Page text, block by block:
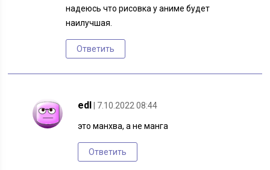
надеюсь что рисовка у аниме будет
наилучшая.
Ответить
edl | 7.10.2022 08:44
это манхва, а не манга
Ответить